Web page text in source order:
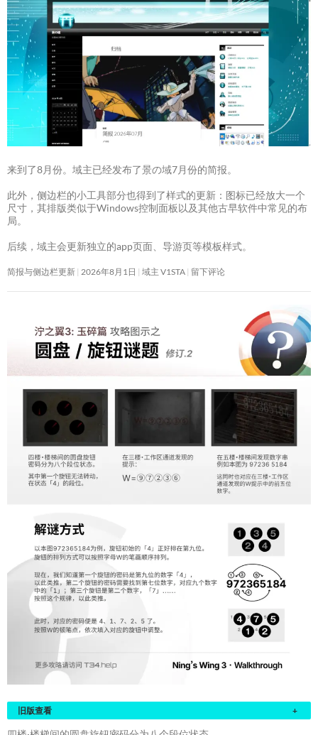
来到了8月份。域主已经发布了景の域7月份的简报。
此外，侧边栏的小工具部分也得到了样式的更新：图标已经放大一个
尺寸，其排版类似于Windows控制面板以及其他古早软件中常见的布
局。
后续，域主会更新独立的app页面、导游页等模板样式。
简报与侧边栏更新 2026年8月1日 域主 V1STA 留下评论
旧版查看 +